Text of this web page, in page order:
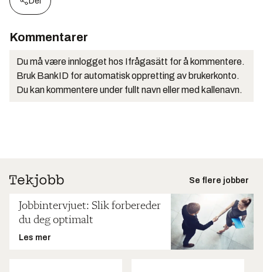
Kommentarer
Du må være innlogget hos Ifrågasätt for å kommentere.
Bruk BankID for automatisk oppretting av brukerkonto.
Du kan kommentere under fullt navn eller med kallenavn.
Se flere jobber
Jobbintervjuet: Slik forbereder
du deg optimalt
Les mer